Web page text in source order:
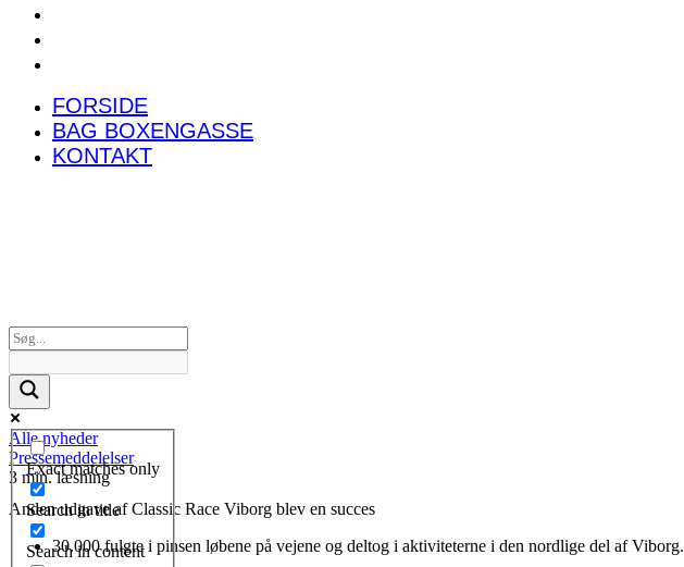
FORSIDE
BAG BOXENGASSE
KONTAKT
Exact matches only
Search in title
Search in content
Alle nyheder
Pressemeddelelser
3 min. læsning
Anden udgave af Classic Race Viborg blev en succes
30.000 fulgte i pinsen løbene på vejene og deltog i aktiviteterne i den nordlige del af Viborg.